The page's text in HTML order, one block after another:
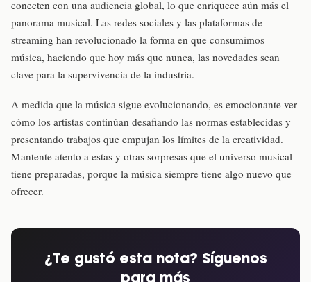
conecten con una audiencia global, lo que enriquece aún más el
panorama musical. Las redes sociales y las plataformas de
streaming han revolucionado la forma en que consumimos
música, haciendo que hoy más que nunca, las novedades sean
clave para la supervivencia de la industria.
A medida que la música sigue evolucionando, es emocionante ver
cómo los artistas continúan desafiando las normas establecidas y
presentando trabajos que empujan los límites de la creatividad.
Mantente atento a estas y otras sorpresas que el universo musical
tiene preparadas, porque la música siempre tiene algo nuevo que
ofrecer.
¿Te gustó esta nota? Síguenos